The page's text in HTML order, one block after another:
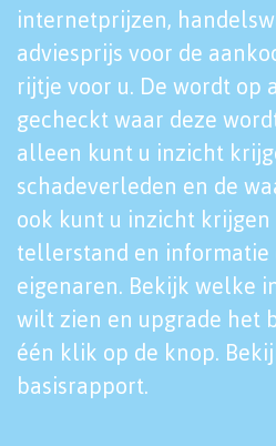
internetprijzen,
adviesprijs voor de
rijtje voor u. De wordt op
gecheckt waar deze
alleen kunt u inzicht
schadeverleden en de
ook kunt u inzicht
tellerstand en informatie
eigenaren. Bekijk welke
wilt zien en upgrade het
één klik op de knop.
basisrapport.